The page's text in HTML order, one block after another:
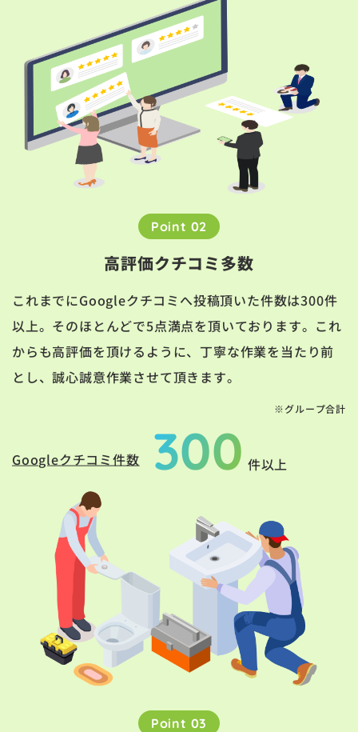
Point 02
高評価クチコミ多数
これまでにGoogleクチコミへ投稿頂いた件数は300件
以上。そのほとんどで5点満点を頂いております。これ
からも高評価を頂けるように、丁寧な作業を当たり前
とし、誠心誠意作業させて頂きます。
※グループ合計
Googleクチコミ件数 300 件以上
Point 03